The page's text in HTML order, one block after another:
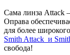
Сама линза Attack
Оправа
для более
Smith Attack и
свобода!